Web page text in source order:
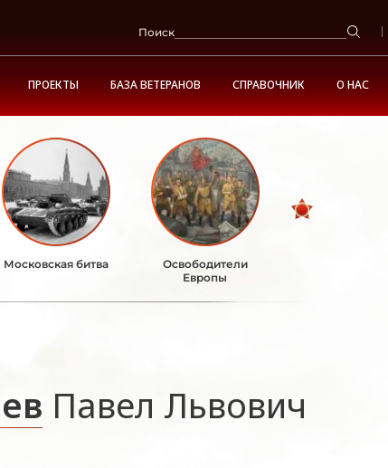
Поиск
ПРОЕКТЫ БАЗА ВЕТЕРАНОВ СПРАВОЧНИК О НАС
Московская битва
Освободители
Европы
Павел Львович